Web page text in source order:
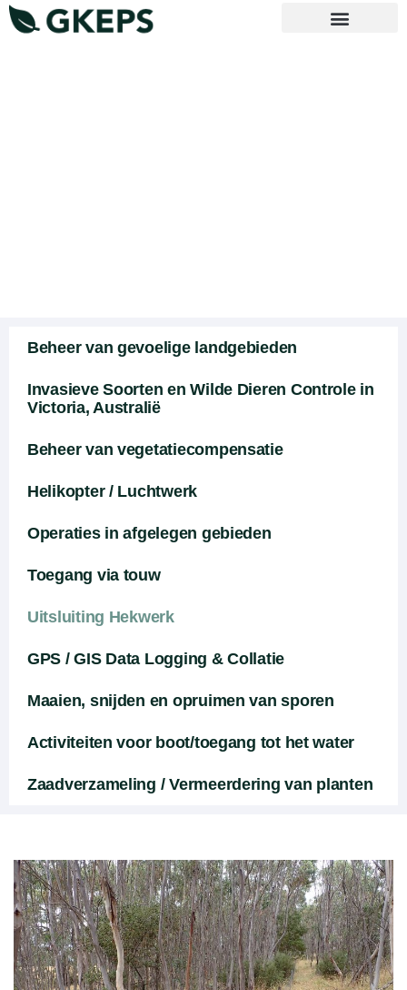
Beheer van gevoelige landgebieden
Invasieve Soorten en Wilde Dieren Controle in
Victoria, Australië
Beheer van vegetatiecompensatie
Helikopter / Luchtwerk
Operaties in afgelegen gebieden
Toegang via touw
Uitsluiting Hekwerk
GPS / GIS Data Logging & Collatie
Maaien, snijden en opruimen van sporen
Activiteiten voor boot/toegang tot het water
Zaadverzameling / Vermeerdering van planten